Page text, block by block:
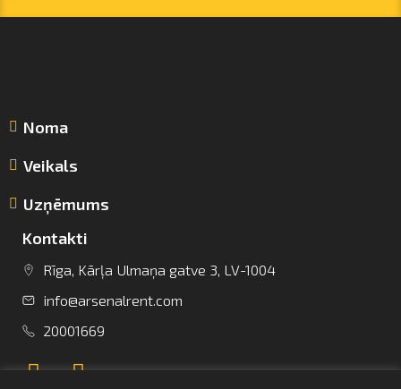
info@arsenalrent.com
+37120001669
Noma
Veikals
Uzņēmums
Kontakti
Rīga, Kārļa Ulmaņa gatve 3, LV-1004
info@arsenalrent.com
20001669